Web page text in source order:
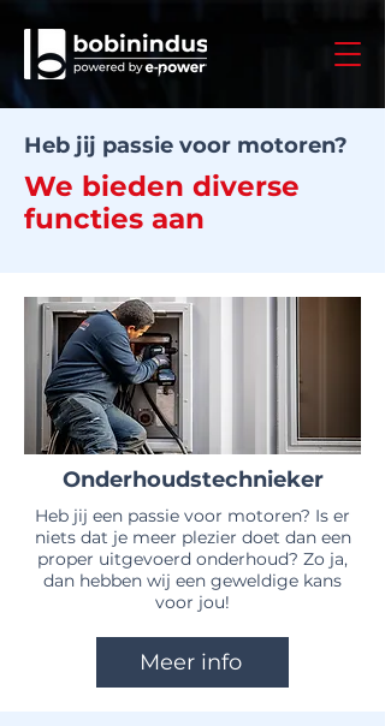
Heb jij passie voor motoren?
We bieden diverse
functies aan
Onderhoudstechnieker
Heb jij een passie voor motoren? Is er
niets dat je meer plezier doet dan een
proper uitgevoerd onderhoud? Zo ja,
dan hebben wij een geweldige kans
voor jou!
Meer info